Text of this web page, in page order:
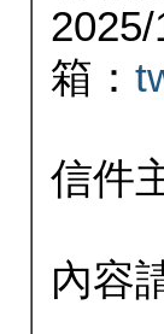
箱：
信件
內容